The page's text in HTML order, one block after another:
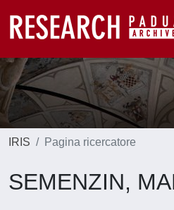
IRIS Pagina ricercatore
SEMENZIN,